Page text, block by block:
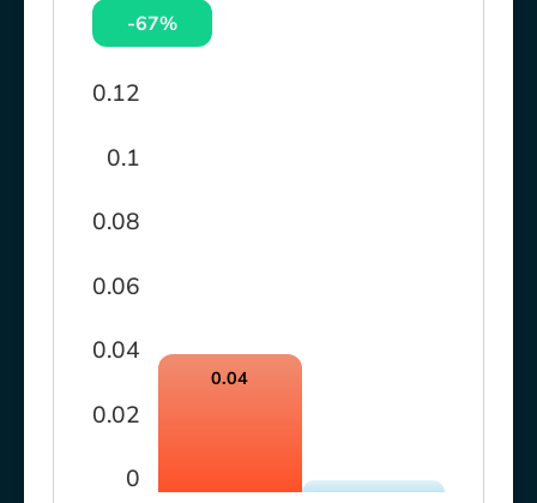
-67%
0
0.02
0.04
0.06
0.08
0.1
0.12
0.04